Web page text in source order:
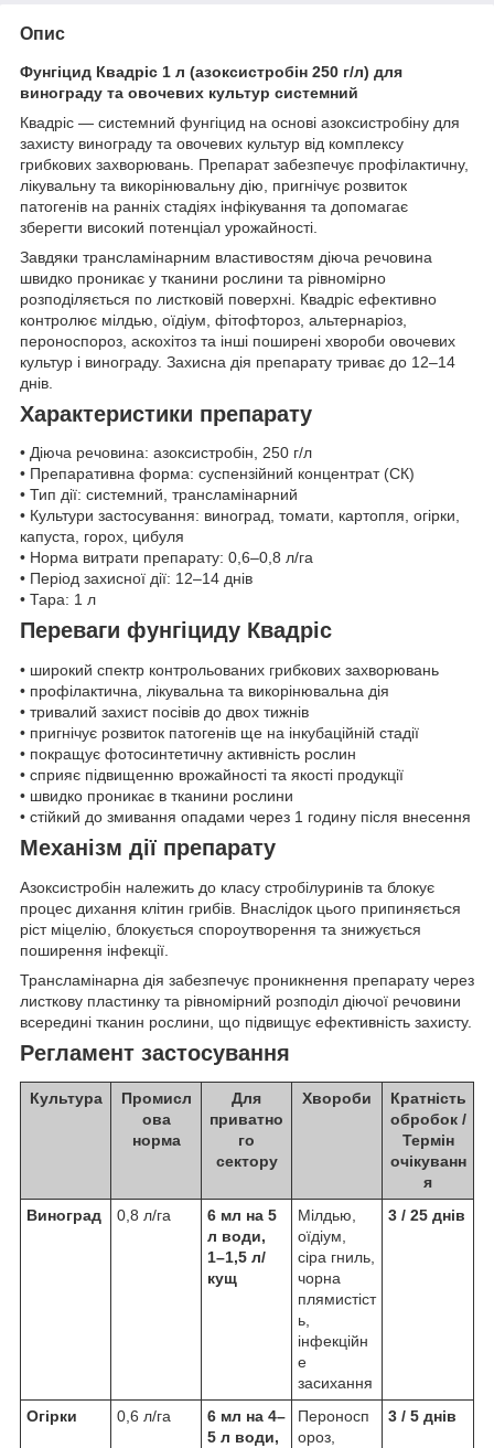
Опис
Фунгіцид Квадріс 1 л (азоксистробін 250 г/л) для
винограду та овочевих культур системний
Квадріс — системний фунгіцид на основі азоксистробіну для
захисту винограду та овочевих культур від комплексу
грибкових захворювань. Препарат забезпечує профілактичну,
лікувальну та викорінювальну дію, пригнічує розвиток
патогенів на ранніх стадіях інфікування та допомагає
зберегти високий потенціал урожайності.
Завдяки трансламінарним властивостям діюча речовина
швидко проникає у тканини рослини та рівномірно
розподіляється по листковій поверхні. Квадріс ефективно
контролює мілдью, оїдіум, фітофтороз, альтернаріоз,
пероноспороз, аскохітоз та інші поширені хвороби овочевих
культур і винограду. Захисна дія препарату триває до 12–14
днів.
Характеристики препарату
• Діюча речовина: азоксистробін, 250 г/л
• Препаративна форма: суспензійний концентрат (СК)
• Тип дії: системний, трансламінарний
• Культури застосування: виноград, томати, картопля, огірки,
капуста, горох, цибуля
• Норма витрати препарату: 0,6–0,8 л/га
• Період захисної дії: 12–14 днів
• Тара: 1 л
Переваги фунгіциду Квадріс
• широкий спектр контрольованих грибкових захворювань
• профілактична, лікувальна та викорінювальна дія
• тривалий захист посівів до двох тижнів
• пригнічує розвиток патогенів ще на інкубаційній стадії
• покращує фотосинтетичну активність рослин
• сприяє підвищенню врожайності та якості продукції
• швидко проникає в тканини рослини
• стійкий до змивання опадами через 1 годину після внесення
Механізм дії препарату
Азоксистробін належить до класу стробілуринів та блокує
процес дихання клітин грибів. Внаслідок цього припиняється
ріст міцелію, блокується спороутворення та знижується
поширення інфекції.
Трансламінарна дія забезпечує проникнення препарату через
листкову пластинку та рівномірний розподіл діючої речовини
всередині тканин рослини, що підвищує ефективність захисту.
Регламент застосування
Культура
Промисл
ова
норма
Для
приватно
го
сектору
Хвороби
Кратність
обробок /
Термін
очікуванн
я
Виноград
0,8 л/га
6 мл на 5
л води,
1–1,5 л/
кущ
Мілдью,
оїдіум,
сіра гниль,
чорна
плямистіст
ь,
інфекційн
е
засихання
3 / 25 днів
Огірки 0,6 л/га
6 мл на 4–
5 л води,
Пероносп
ороз,
3 / 5 днів